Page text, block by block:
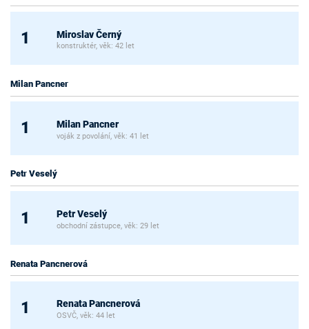
1 Miroslav Černý
konstruktér, věk: 42 let
Milan Pancner
1 Milan Pancner
voják z povolání, věk: 41 let
Petr Veselý
1 Petr Veselý
obchodní zástupce, věk: 29 let
Renata Pancnerová
1 Renata Pancnerová
OSVČ, věk: 44 let